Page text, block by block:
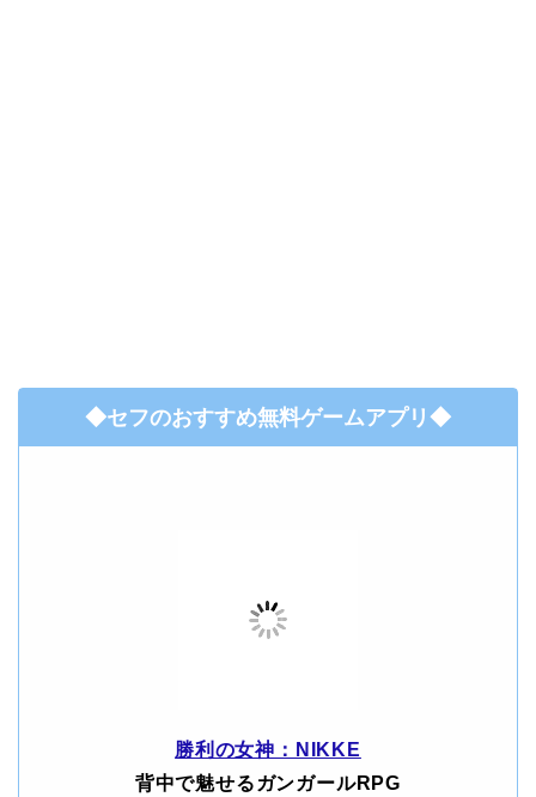
◆セフのおすすめ無料ゲームアプリ◆
勝利の女神：NIKKE
背中で魅せるガンガールRPG